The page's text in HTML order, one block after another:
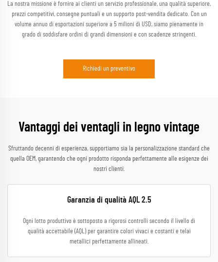
La nostra missione è fornire ai clienti un servizio professionale, una qualità superiore,
prezzi competitivi, consegne puntuali e un supporto post-vendita dedicato. Con un
volume annuo di esportazioni superiore a 5 milioni di USD, siamo pienamente in
grado di soddisfare ordini di grandi dimensioni e con scadenze stringenti.
Richiedi un preventivo
Vantaggi dei ventagli in legno vintage
Sfruttando decenni di esperienza, supportiamo sia la personalizzazione standard che
quella OEM, garantendo che ogni prodotto risponda perfettamente alle esigenze dei
nostri clienti.
Garanzia di qualità AQL 2.5
Ogni lotto produttivo è sottoposto a rigorosi controlli secondo il livello di
qualità accettabile (AQL) per garantire colori vivaci e costanti e telai
metallici perfettamente allineati.